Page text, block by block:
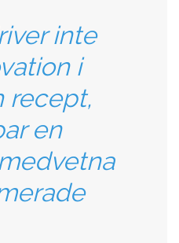
inte
i
recept,
en